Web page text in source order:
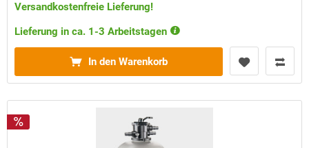
Versandkostenfreie Lieferung!
Lieferung in ca. 1-3 Arbeitstagen
In den Warenkorb